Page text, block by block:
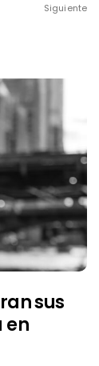
Siguiente
sus
en